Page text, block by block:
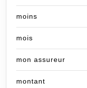
moins
mois
mon assureur
montant